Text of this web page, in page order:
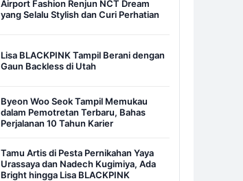
Airport Fashion Renjun NCT Dream
yang Selalu Stylish dan Curi Perhatian
Lisa BLACKPINK Tampil Berani dengan
Gaun Backless di Utah
Byeon Woo Seok Tampil Memukau
dalam Pemotretan Terbaru, Bahas
Perjalanan 10 Tahun Karier
Tamu Artis di Pesta Pernikahan Yaya
Urassaya dan Nadech Kugimiya, Ada
Bright hingga Lisa BLACKPINK